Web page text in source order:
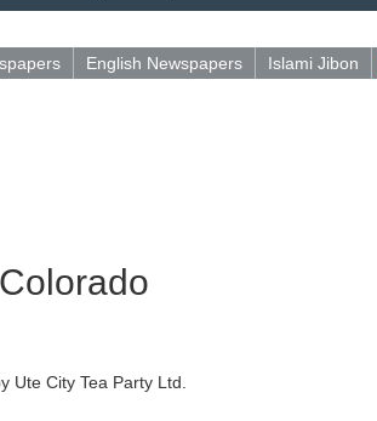
English Newspapers Islami Jibon
Ute City Tea Party Ltd.